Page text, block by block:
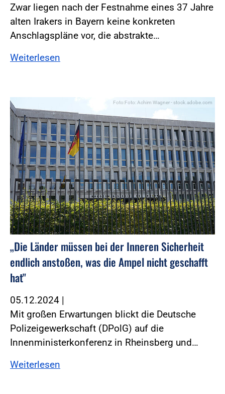
Zwar liegen nach der Festnahme eines 37 Jahre
alten Irakers in Bayern keine konkreten
Anschlagspläne vor, die abstrakte…
Weiterlesen
Foto:Foto: Achim Wagner - stock.adobe.com
„Die Länder müssen bei der Inneren Sicherheit
endlich anstoßen, was die Ampel nicht geschafft
hat"
05.12.2024 |
Mit großen Erwartungen blickt die Deutsche
Polizeigewerkschaft (DPolG) auf die
Innenministerkonferenz in Rheinsberg und…
Weiterlesen